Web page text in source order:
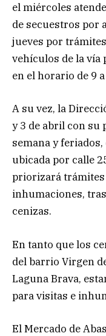
el miércoles
de secuestros por
jueves por
vehículos de la vía
en el horario de 9
A su vez, la
y 3 de abril con su
semana y
ubicada por calle
priorizará
inhumaciones,
cenizas.
En tanto que los
del barrio Virgen
Laguna Brava,
para visitas e
El Mercado de